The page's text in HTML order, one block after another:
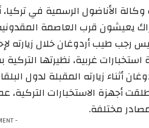
الأناضول الرسمية في تركيا،
يعيشون قرب العاصمة
رجب طيب أردوغان خلال زيارته
استخبارات غربية، نظيرتها
أثناء زيارته المقبلة لدول
أجهزة الاستخبارات
مختلفة.
- ADVERTISEMENT -